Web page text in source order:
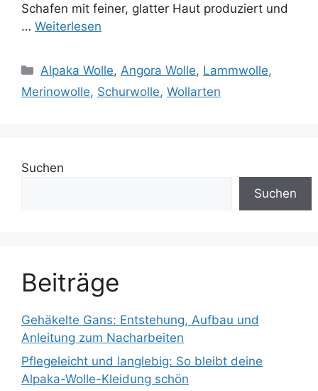
Schafen mit feiner, glatter Haut produziert und
… Weiterlesen
Kategorien
Alpaka Wolle, Angora Wolle, Lammwolle,
Merinowolle, Schurwolle, Wollarten
Suchen
Suchen
Beiträge
Gehäkelte Gans: Entstehung, Aufbau und
Anleitung zum Nacharbeiten
Pflegeleicht und langlebig: So bleibt deine
Alpaka-Wolle-Kleidung schön